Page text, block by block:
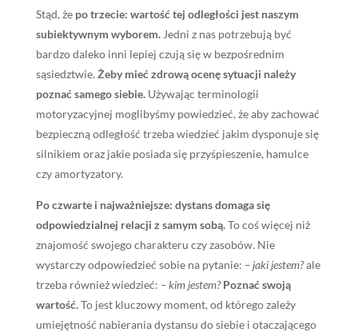
Stąd, że po trzecie: wartość tej odległości jest naszym
subiektywnym wyborem.Jedni z nas potrzebują być
bardzo daleko inni lepiej czują się w bezpośrednim
sąsiedztwie. Żeby mieć zdrową ocenę sytuacji należy
poznać samego siebie.Używając terminologii
motoryzacyjnej moglibyśmy powiedzieć, że aby zachować
bezpieczną odległość trzeba wiedzieć jakim dysponuje się
silnikiem oraz jakie posiada się przyśpieszenie, hamulce
czy amortyzatory.
Po czwarte i najważniejsze: dystans domaga się
odpowiedzialnej relacji z samym sobą.To coś więcej niż
znajomość swojego charakteru czy zasobów. Nie
wystarczy odpowiedzieć sobie na pytanie: – jaki jestem?ale
trzeba również wiedzieć: – kim jestem? Poznać swoją
wartość.To jest kluczowy moment, od którego zależy
umiejętność nabierania dystansu do siebie i otaczającego